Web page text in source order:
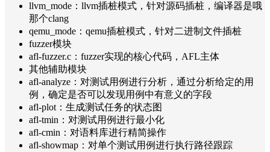
llvm_mode：llvm插桩模式，针对源码插桩，编译器是哦
那个clang
qemu_mode：qemu插桩模式，针对二进制文件插桩
fuzzer模块
afl-fuzzer.c：fuzzer实现的核心代码，AFL主体
其他辅助模块
afl-analyze：对测试用例进行分析，通过分析给定的用
例，确定是否可以发现用例中有意义的字段
afl-plot：生成测试任务的状态图
afl-tmin：对测试用例进行最小化
afl-cmin：对语料库进行精简操作
afl-showmap：对单个测试用例进行执行路径跟踪